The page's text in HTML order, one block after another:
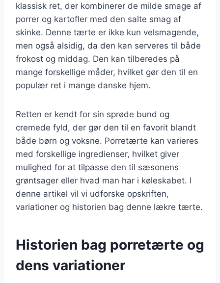
klassisk ret, der kombinerer de milde smage af
porrer og kartofler med den salte smag af
skinke. Denne tærte er ikke kun velsmagende,
men også alsidig, da den kan serveres til både
frokost og middag. Den kan tilberedes på
mange forskellige måder, hvilket gør den til en
populær ret i mange danske hjem.
Retten er kendt for sin sprøde bund og
cremede fyld, der gør den til en favorit blandt
både børn og voksne. Porretærte kan varieres
med forskellige ingredienser, hvilket giver
mulighed for at tilpasse den til sæsonens
grøntsager eller hvad man har i køleskabet. I
denne artikel vil vi udforske opskriften,
variationer og historien bag denne lækre tærte.
Historien bag porretærte og
dens variationer